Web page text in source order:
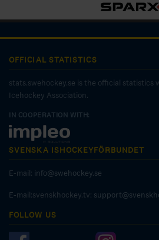
OFFICIAL STATISTICS
stats.swehockey.se is the official statistics
Icehockey Association.
IN COOPERATION WITH:
SVENSKA ISHOCKEYFÖRBUNDET
E-mail: info@swehockey.se
E-mail:svenskhockey.tv:
FOLLOW US